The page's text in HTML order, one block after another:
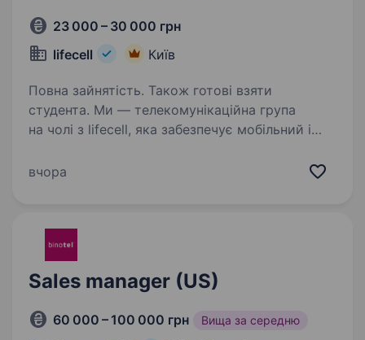
23 000 – 30 000 грн
lifecell
Київ
Повна зайнятість. Також готові взяти
студента. Ми — телекомунікаційна група
на чолі з lifecell, яка забезпечує мобільний і
та цифрові сервіси для мільйонів українців.
вчора
Sales manager (US)
60 000 – 100 000 грн Вища за середню